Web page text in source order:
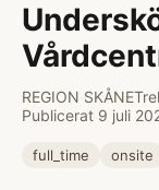
REGION SKÅNE
Publicerat 9 juli
full_time onsite